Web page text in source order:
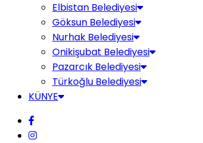
Elbistan Belediyesi
Göksun Belediyesi
Nurhak Belediyesi
Onikişubat Belediyesi
Pazarcık Belediyesi
Türkoğlu Belediyesi
KÜNYE